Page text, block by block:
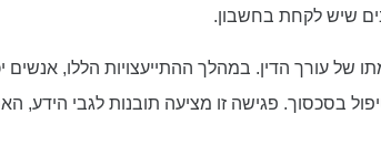
שיש לקחת בחשבון.
של עורך הדין. במהלך ההתייעצויות הללו, אנשים
בסכסוך. פגישה זו מציעה תובנות לגבי הידע,